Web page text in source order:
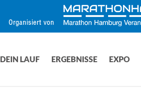
DEIN LAUF ERGEBNISSE EXPO